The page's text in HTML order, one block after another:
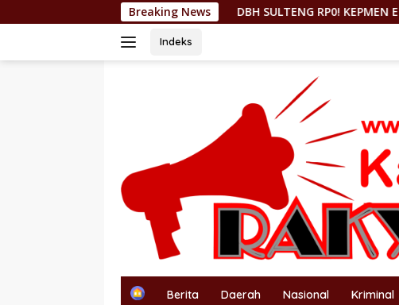
ke
Breaking News
DBH SULTENG RP0! KEPMEN ESDM 157/2026 CORET
Indeks
H
Berita Daerah Nasional Kriminal